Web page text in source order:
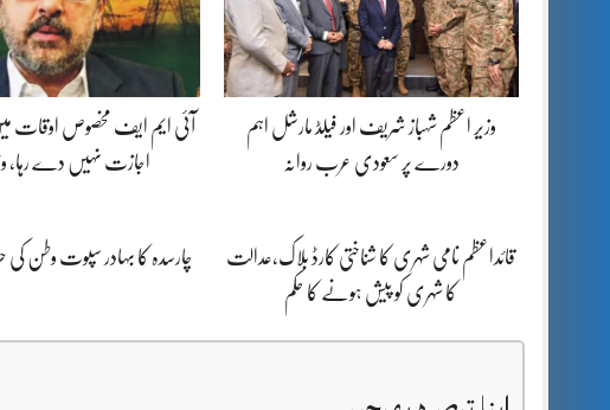
وزیر اعظم شہباز شریف اور فیلڈ مارشل اہم
دورے پر سعودی عرب روانہ
آئی ایم ایف مخصوص اوقات
اجازت نہیں دے رہا،
قائداعظم نامی شہری کا شناختی کارڈ بلاک،عدالت
کا شہری کو پیش ہونے کا حکم
چارسدہ کا بہادر سپوت وطن کی